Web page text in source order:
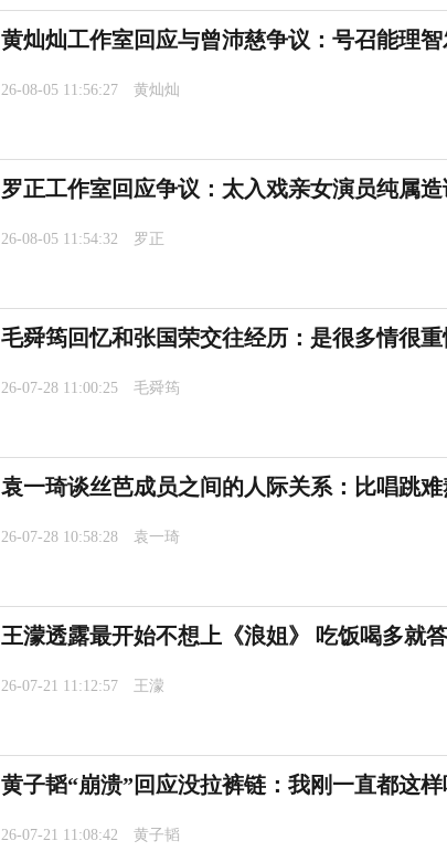
黄灿灿工作室回应与曾沛慈争议：号召能理
26-08-05 11:56:27 黄灿灿
罗正工作室回应争议：太入戏亲女演员纯属造
26-08-05 11:54:32 罗正
毛舜筠回忆和张国荣交往经历：是很多情很重
26-07-28 11:00:25 毛舜筠
袁一琦谈丝芭成员之间的人际关系：比唱跳难
26-07-28 10:58:28 袁一琦
王濛透露最开始不想上《浪姐》 吃饭喝多就
26-07-21 11:12:57 王濛
黄子韬“崩溃”回应没拉裤链：我刚一直都这样
26-07-21 11:08:42 黄子韬